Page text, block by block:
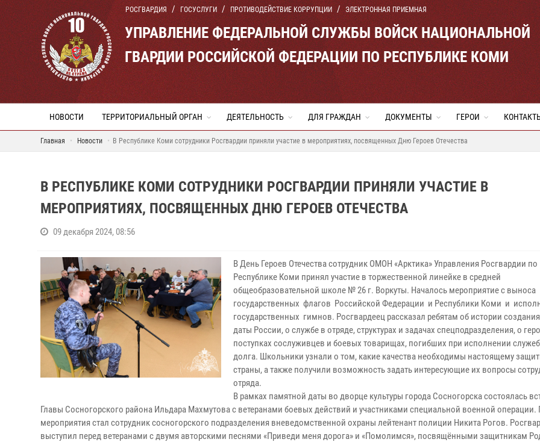
РОСГВАРДИЯ ГОСУСЛУГИ ПРОТИВОДЕЙСТВИЕ КОРРУПЦИИ ЭЛЕКТРОННАЯ ПРИЕМНАЯ
УПРАВЛЕНИЕ ФЕДЕРАЛЬНОЙ СЛУЖБЫ ВОЙСК НАЦИОНАЛЬНОЙ
ГВАРДИИ РОССИЙСКОЙ ФЕДЕРАЦИИ ПО РЕСПУБЛИКЕ КОМИ
НОВОСТИ ТЕРРИТОРИАЛЬНЫЙ ОРГАН ДЕЯТЕЛЬНОСТЬ ДЛЯ ГРАЖДАН ДОКУМЕНТЫ ГЕРОИ
Главная Новости В Республике Коми сотрудники Росгвардии приняли участие в мероприятиях, посвященных Дню Героев Отечества
В РЕСПУБЛИКЕ КОМИ СОТРУДНИКИ РОСГВАРДИИ ПРИНЯЛИ УЧАСТИЕ В
МЕРОПРИЯТИЯХ, ПОСВЯЩЕННЫХ ДНЮ ГЕРОЕВ ОТЕЧЕСТВА
09 декабря 2024, 08:56
В День Героев Отечества сотрудник ОМОН «Арктика» Управления Росгвардии по
Республике Коми принял участие в торжественной линейке в средней
общеобразовательной школе № 26 г. Воркуты. Началось мероприятие с выноса
государственных флагов Российской Федерации и Республики Коми и
государственных гимнов. Росгвардеец рассказал ребятам об истории
даты России, о службе в отряде, структурах и задачах спецподразделения, о
поступках сослуживцев и боевых товарищах, погибших при исполнении
долга. Школьники узнали о том, какие качества необходимы настоящему
страны, а также получили возможность задать интересующие их вопросы
отряда.
В рамках памятной даты во дворце культуры города Сосногорска состоялась
Главы Сосногорского района Ильдара Махмутова с ветеранами боевых действий и участниками специальной военной операции.
мероприятия стал сотрудник сосногорского подразделения вневедомственной охраны лейтенант полиции Никита Рогов.
выступил перед ветеранами с двумя авторскими песнями «Приведи меня дорога» и «Помолимся», посвящёнными защитникам